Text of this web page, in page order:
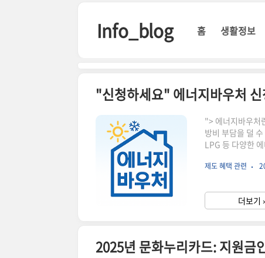
Info_blog 홈 생활정보
"> 에너지바우처
방비 부담을 덜
LPG 등 다양한
중증질환자, 희귀
울: 전기, 도시가
청: 주민센터(행
제도 혜택 관련
더보기
2025년 문화누리카드: 지원금